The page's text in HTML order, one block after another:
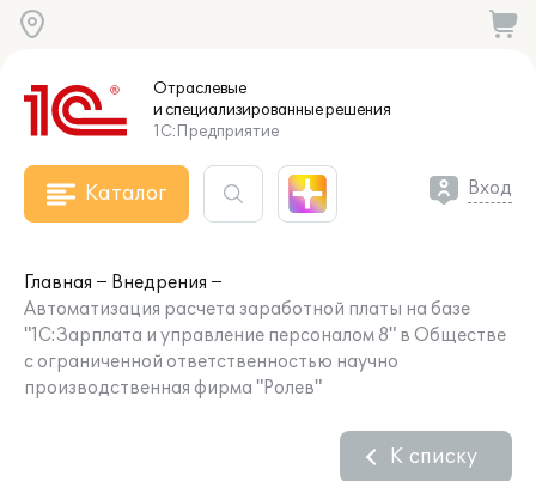
Отраслевые
и специализированныерешения
1С:Предприятие
Каталог Вход
Главная
Внедрения
Автоматизация расчета заработной платы на базе
"1С:Зарплата и управление персоналом 8" в Обществе
с ограниченной ответственностью научно
производственная фирма "Ролев"
К списку